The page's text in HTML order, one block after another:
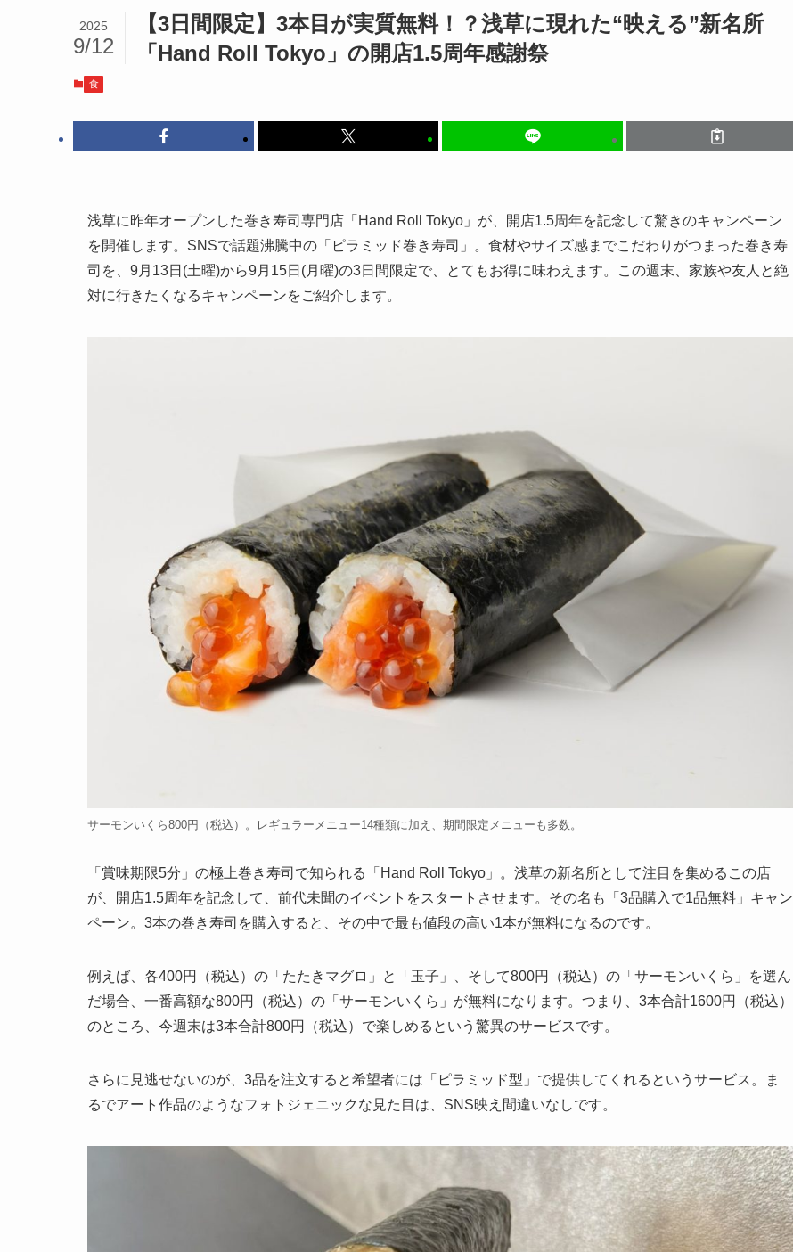
【3日間限定】3本目が実質無料！？浅草に現れた“映える”新名所
「Hand Roll Tokyo」の開店1.5周年感謝祭
2025
9/12
食
浅草に昨年オープンした巻き寿司専門店「Hand Roll Tokyo」が、開店1.5周年を記念して驚きのキャンペーン
を開催します。SNSで話題沸騰中の「ピラミッド巻き寿司」。食材やサイズ感までこだわりがつまった巻き寿
司を、9月13日(土曜)から9月15日(月曜)の3日間限定で、とてもお得に味わえます。この週末、家族や友人と絶
対に行きたくなるキャンペーンをご紹介します。
サーモンいくら800円（税込）。レギュラーメニュー14種類に加え、期間限定メニューも多数。
「賞味期限5分」の極上巻き寿司で知られる「Hand Roll Tokyo」。浅草の新名所として注目を集めるこの店
が、開店1.5周年を記念して、前代未聞のイベントをスタートさせます。その名も「3品購入で1品無料」キャン
ペーン。3本の巻き寿司を購入すると、その中で最も値段の高い1本が無料になるのです。
例えば、各400円（税込）の「たたきマグロ」と「玉子」、そして800円（税込）の「サーモンいくら」を選ん
だ場合、一番高額な800円（税込）の「サーモンいくら」が無料になります。つまり、3本合計1600円（税込）
のところ、今週末は3本合計800円（税込）で楽しめるという驚異のサービスです。
さらに見逃せないのが、3品を注文すると希望者には「ピラミッド型」で提供してくれるというサービス。ま
るでアート作品のようなフォトジェニックな見た目は、SNS映え間違いなしです。